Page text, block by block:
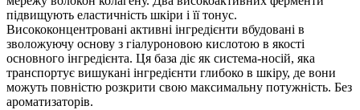
підвищують еластичність шкіри і її тонус.
Висококонцентровані активні інгредієнти вбудовані в
зволожуючу основу з гіалуроновою кислотою в якості
основного інгредієнта. Ця база діє як система-носій, яка
транспортує вишукані інгредієнти глибоко в шкіру, де вони
можуть повністю розкрити свою максимальну потужність. Без
ароматизаторів.